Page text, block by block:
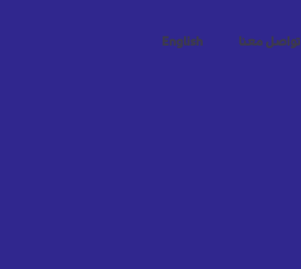
تواصل معنا English